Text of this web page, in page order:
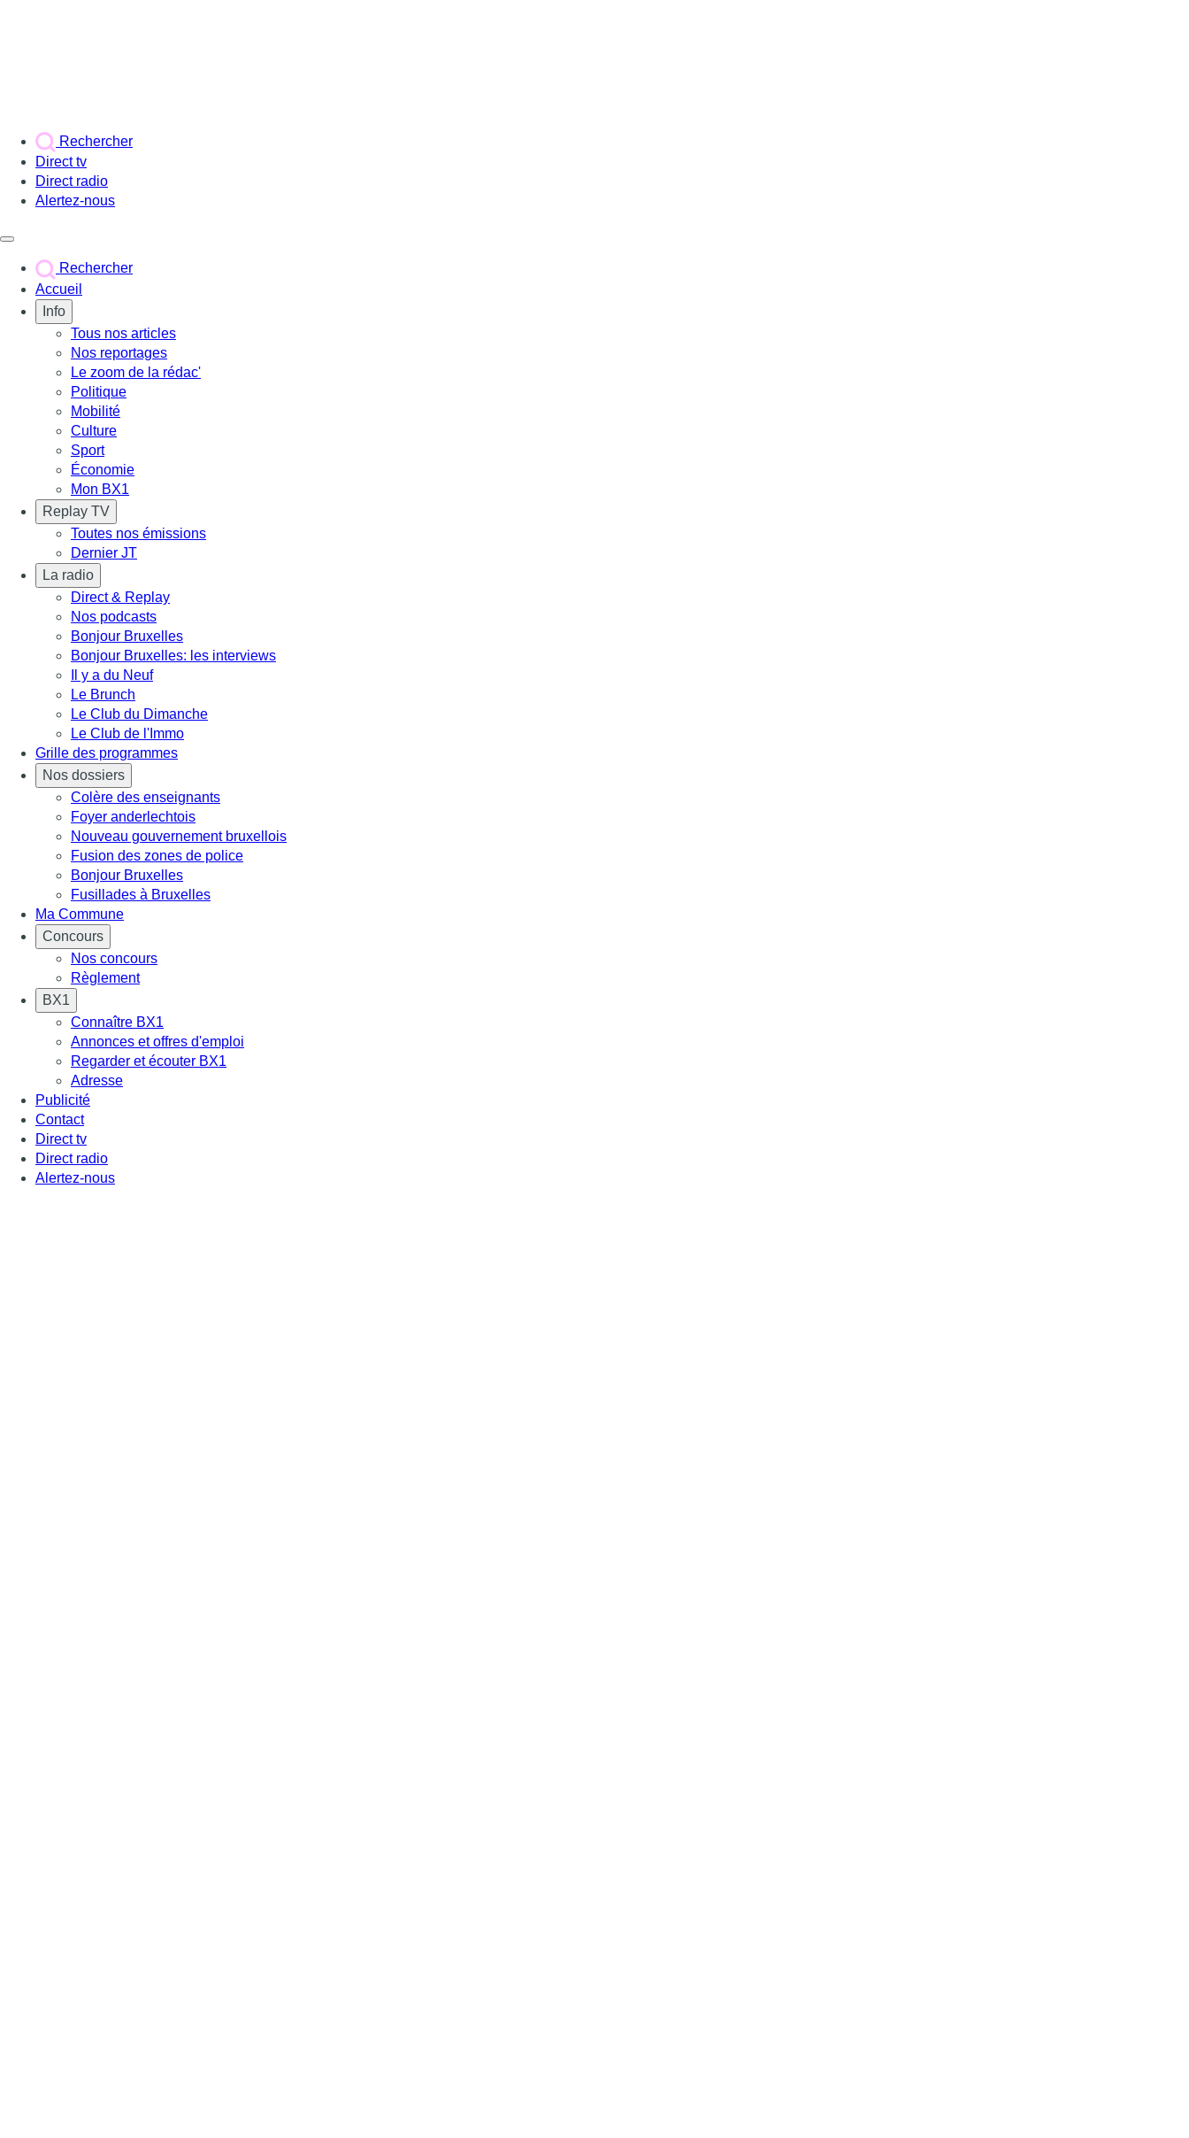
Rechercher
Direct tv
Direct radio
Alertez-nous
Rechercher
Accueil
Info
Tous nos articles
Nos reportages
Le zoom de la rédac'
Politique
Mobilité
Culture
Sport
Économie
Mon BX1
Replay TV
Toutes nos émissions
Dernier JT
La radio
Direct & Replay
Nos podcasts
Bonjour Bruxelles
Bonjour Bruxelles: les interviews
Il y a du Neuf
Le Brunch
Le Club du Dimanche
Le Club de l'Immo
Grille des programmes
Nos dossiers
Colère des enseignants
Foyer anderlechtois
Nouveau gouvernement bruxellois
Fusion des zones de police
Bonjour Bruxelles
Fusillades à Bruxelles
Ma Commune
Concours
Nos concours
Règlement
BX1
Connaître BX1
Annonces et offres d'emploi
Regarder et écouter BX1
Adresse
Publicité
Contact
Direct tv
Direct radio
Alertez-nous